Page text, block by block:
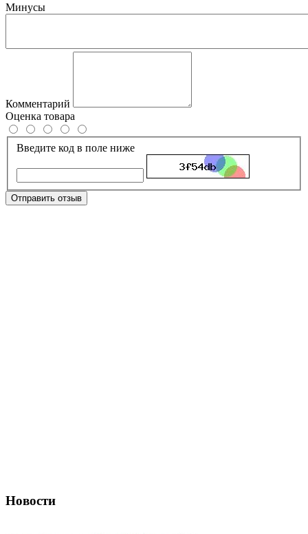
Минусы
Комментарий
Оценка товара
Введите код в поле ниже
Отправить отзыв
Новости